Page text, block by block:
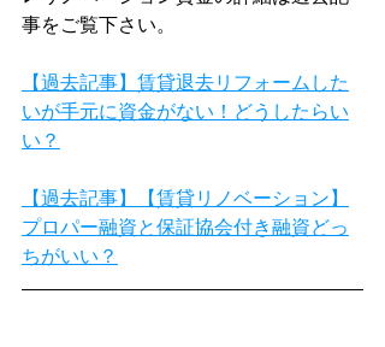
事をご覧下さい。
【過去記事】賃貸退去リフォームした
いが手元に資金がない！どうしたらい
い？
【過去記事】【賃貸リノベーション】
プロパー融資と保証協会付き融資どっ
ちがいい？